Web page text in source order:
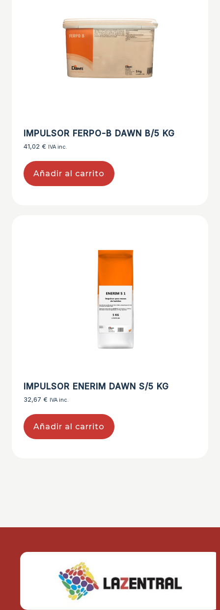
IMPULSOR FERPO-B DAWN B/5 KG
41,02 € IVA inc.
Añadir al carrito
IMPULSOR ENERIM DAWN S/5 KG
32,67 € IVA inc.
Añadir al carrito